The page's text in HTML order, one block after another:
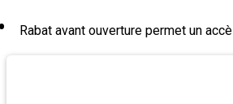
Rabat avant ouverture permet un